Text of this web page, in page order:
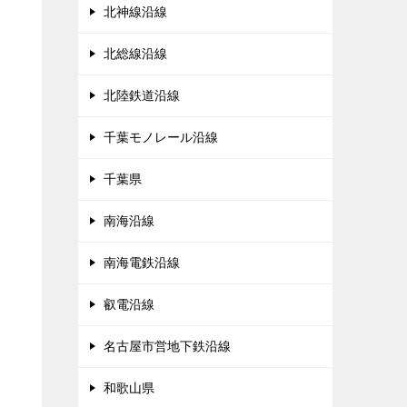
北神線沿線
北総線沿線
北陸鉄道沿線
千葉モノレール沿線
千葉県
南海沿線
南海電鉄沿線
叡電沿線
名古屋市営地下鉄沿線
和歌山県